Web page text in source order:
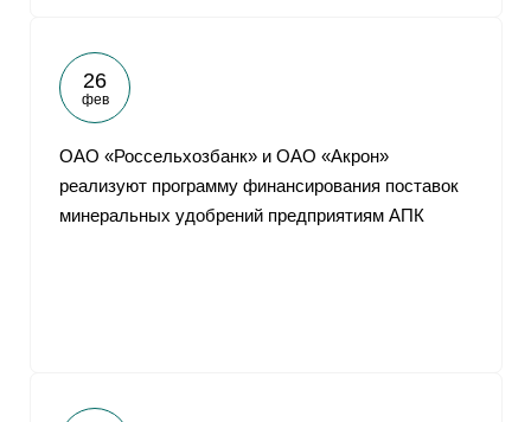
26
фев
ОАО «Россельхозбанк» и ОАО «Акрон»
реализуют программу финансирования поставок
минеральных удобрений предприятиям АПК